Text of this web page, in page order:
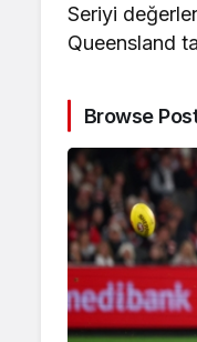
Seriyi
Queensland
Browse